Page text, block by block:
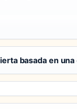
basada en